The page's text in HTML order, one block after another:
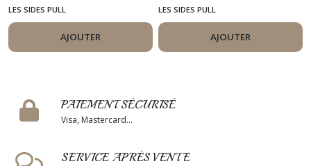
LES SIDES PULL
AJOUTER
LES SIDES PULL
AJOUTER
PAIEMENT SÉCURISÉ
Visa, Mastercard...
SERVICE APRÈS VENTE